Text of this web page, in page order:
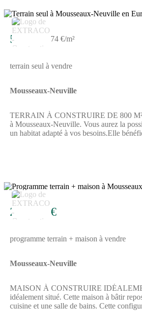
59 000 € 74 €/m²
terrain seul à vendre
Mousseaux-Neuville
TERRAIN À CONSTRUIRE DE 800
à Mousseaux-Neuville. Vous aurez la
un habitat adapté à vos besoins.Elle
CONTACTERCe terrain est vendu par
au (Numéro supprimé). Il se tient à votre
5
273 690 €
programme terrain + maison à vendre
Mousseaux-Neuville
MAISON À CONSTRUIRE
idéalement situé. Cette maison à bâtir
cuisine et une salle de bains. Cette